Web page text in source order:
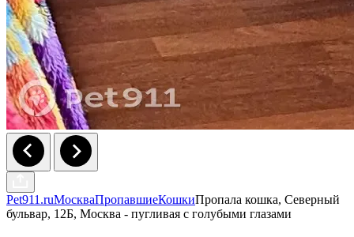
Pet911.ruМоскваПропавшиеКошкиПропала кошка, Северный
бульвар, 12Б, Москва - пугливая с голубыми глазами